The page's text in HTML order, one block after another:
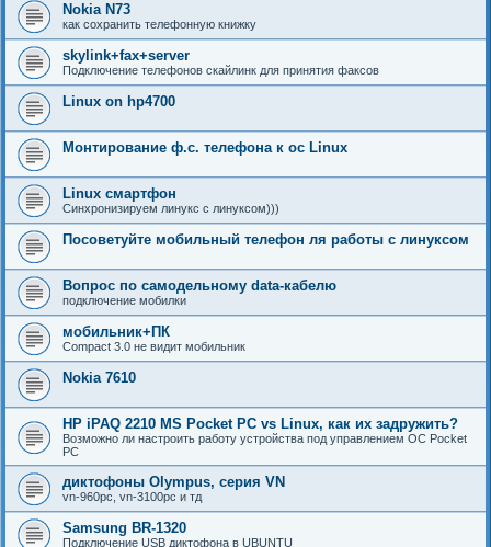
Nokia N73
как сохранить телефонную книжку
skylink+fax+server
Подключение телефонов скайлинк для принятия факсов
Linux on hp4700
Монтирование ф.с. телефона к ос Linux
Linux смартфон
Синхронизируем линукс с линуксом)))
Посоветуйте мобильный телефон ля работы с линуксом
Вопрос по самодельному data-кабелю
подключение мобилки
мобильник+ПК
Compact 3.0 не видит мобильник
Nokia 7610
HP iPAQ 2210 MS Pocket PC vs Linux, как их задружить?
Возможно ли настроить работу устройства под управлением ОС Pocket
PC
диктофоны Olympus, серия VN
vn-960pc, vn-3100pc и тд
Samsung BR-1320
Подключение USB диктофона в UBUNTU